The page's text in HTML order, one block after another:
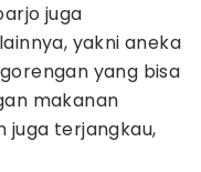
juga
yakni aneka
yang bisa
makanan
juga terjangkau,